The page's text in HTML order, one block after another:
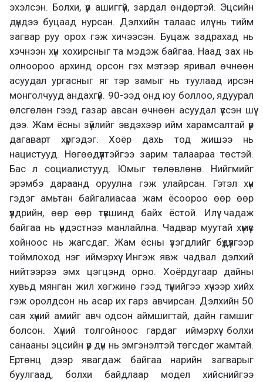
эхэлсэн. Болхи, үр ашиггүй, зардал өндөртэй. Эцсийн
дүндээ буцаад нурсан. Дэлхийн талаас илүү нь тийм
загвар руу орох гэж хичээсэн. Буцаж задрахад нь
хэчнээн хүн хохирсныг та мэдэж байгаа. Наад зах нь
олноороо архинд орсон гэх мэтээр яривал өчнөөн
асуудал ургасныг яг тэр замыг нь туулаад ирсэн
монголчууд андахгүй. 90-ээд онд юу боллоо, ядуурал
өлсгөлөн гээд газар авсан өчнөөн асуудал үүссэн шүү
дээ. Жам ёсны зүйлийг эвдэхээр ийм харамсалтай үр
дагаварт хүргэдэг. Хоёр дахь тод жишээ нь
нацистууд. Нөгөөдүүлтэйгээ зарим талаараа төстэй.
Бас л социалистууд. Юмыг төлөвлөнө. Нийгмийг
эрэмбэ дараанд оруулна гэж улайрсан. Гэтэл хүн
гэдэг амьтан байгалиасаа жам ёсоороо өөр өөр
үүлдрийн, өөр өөр түвшинд байх ёстой. Илүү чадаж
байгаа нь үндэстнээ манлайлна. Чадвар муутай хүмүүс
хойноос нь жагсдаг. Жам ёсны үзэгдлийг бүдүүлгээр
тоймлоход нэг иймэрхүү. Ингэж явж чадвал дэлхий
нийтээрээ эмх цэгцэнд орно. Хоёрдугаар дайны
хувьд мянган жил хөгжинө гээд түүнийгээ хүчээр хийх
гэж оролдсон нь асар их гарз авчирсан. Дэлхийн 50
сая хүний амийг авч одсон аймшигтай, дайн гамшиг
болсон. Хүний толгойноос гардаг иймэрхүү болхи
санааны эцсийн үр дүн нь эмгэнэлтэй төгсдөг жамтай.
Ертөнц дээр явагдаж байгаа нарийн загварыг
буулгаад, болхи байдлаар модел хийснийгээ